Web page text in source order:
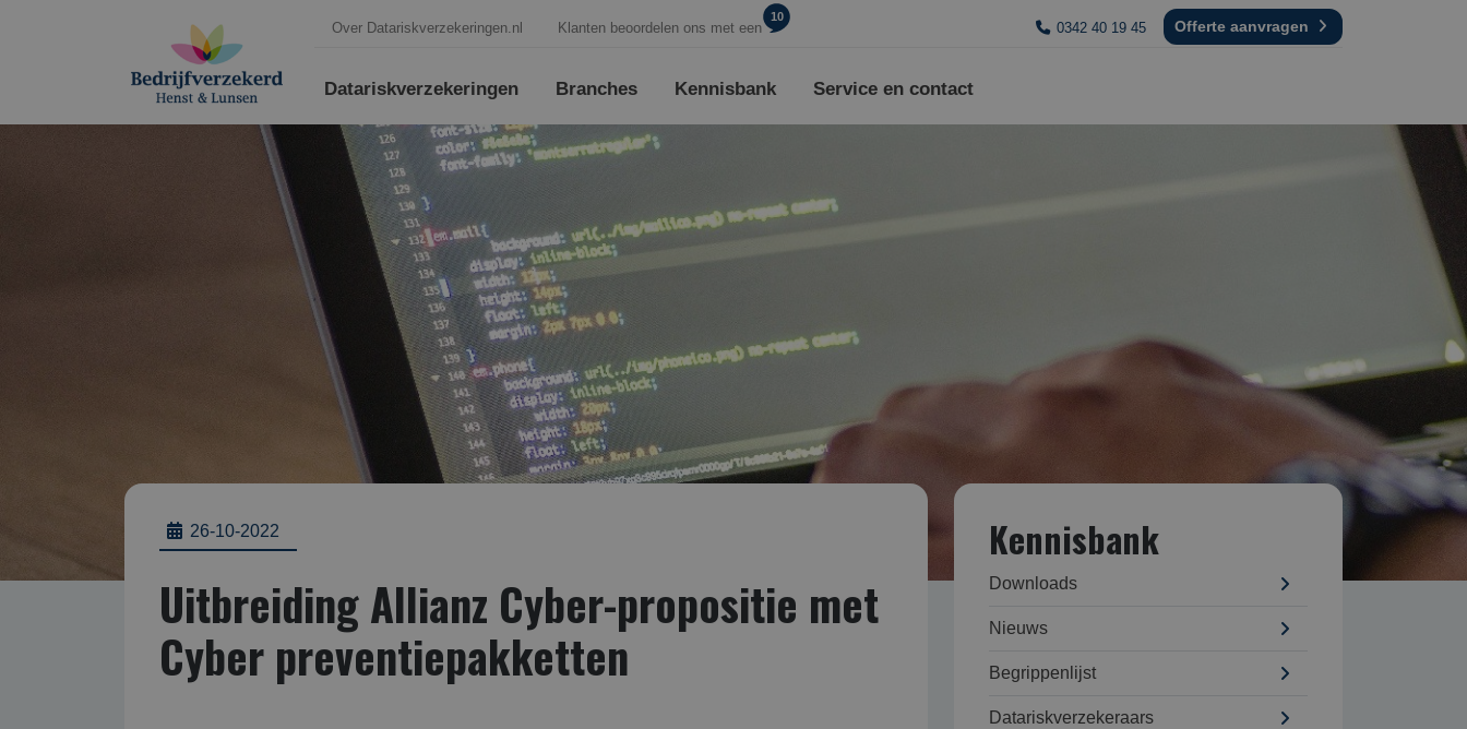
Over Datariskverzekeringen.nl Klanten beoordelen ons met een
10
0342 40 19 45 Offerte aanvragen
Datariskverzekeringen Branches Kennisbank Service en contact
26-10-2022
Uitbreiding Allianz Cyber-propositie met
Cyber preventiepakketten
Kennisbank
Downloads
Nieuws
Begrippenlijst
Datarisk­verzekeraars